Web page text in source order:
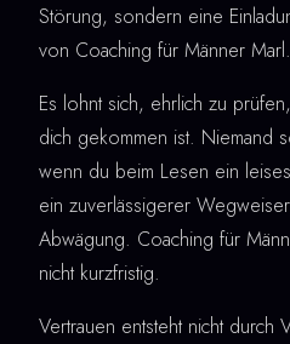
Störung, sondern eine
von Coaching für Männer Marl.
Es lohnt sich, ehrlich zu
dich gekommen ist. Niemand
wenn du beim Lesen ein
ein zuverlässigerer
Abwägung. Coaching für
nicht kurzfristig.
Vertrauen entsteht nicht durch